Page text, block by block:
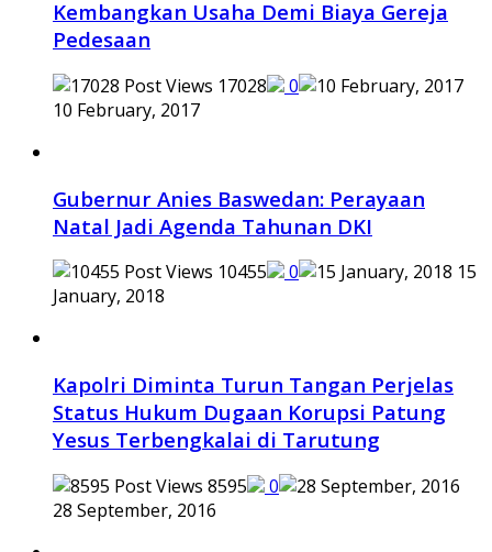
Kembangkan Usaha Demi Biaya Gereja
Pedesaan
17028
0
10 February, 2017
Gubernur Anies Baswedan: Perayaan
Natal Jadi Agenda Tahunan DKI
10455 0
15
January, 2018
Kapolri Diminta Turun Tangan Perjelas
Status Hukum Dugaan Korupsi Patung
Yesus Terbengkalai di Tarutung
8595
0
28 September, 2016